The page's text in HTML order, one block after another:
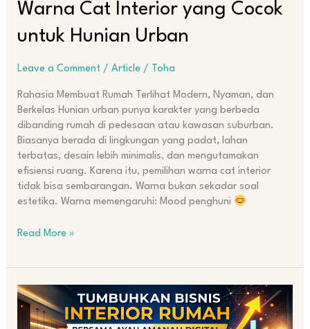
Warna Cat Interior yang Cocok
untuk Hunian Urban
Leave a Comment / Article/ Toha
Rahasia Membuat Rumah Terlihat Modern, Nyaman, dan
Berkelas Hunian urban punya karakter yang berbeda
dibanding rumah di pedesaan atau kawasan suburban.
Biasanya berada di lingkungan yang padat, lahan
terbatas, desain lebih minimalis, dan mengutamakan
efisiensi ruang. Karena itu, pemilihan warna cat interior
tidak bisa sembarangan. Warna bukan sekadar soal
estetika. Warna memengaruhi: Mood penghuni
Read More »
Strategi
Digital
Marketing